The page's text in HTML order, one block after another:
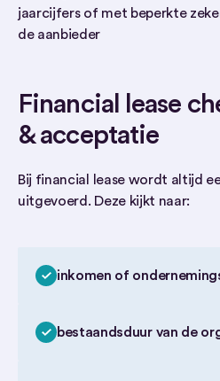
jaarcijfers of met beperkte
de aanbieder
Financial lease
& acceptatie
Bij financial lease wordt altijd
uitgevoerd. Deze kijkt naar:
inkomen of
bestaandsduur van de